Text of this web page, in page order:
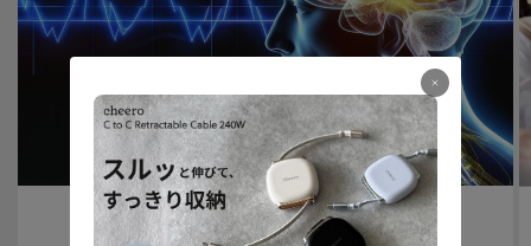
認知症予防への取り組みについて